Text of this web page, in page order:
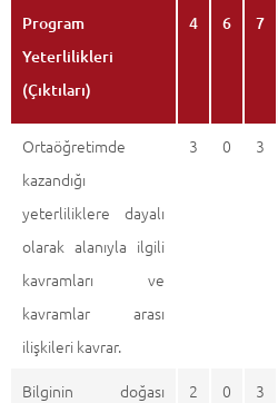
Program
Yeterlilikleri
(Çıktıları)
4 6 7
Ortaöğretimde
kazandığı
yeterliliklere dayalı
olarak alanıyla ilgili
kavramları ve
kavramlar arası
ilişkileri kavrar.
3 0 3
Bilginin doğası
2 0 3